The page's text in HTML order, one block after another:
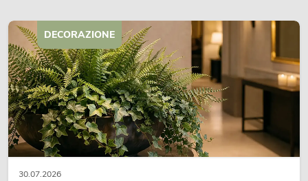
30.07.2026
DECORAZIONE